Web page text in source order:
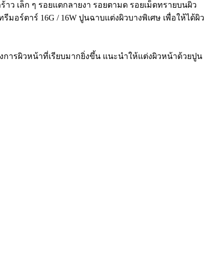
ว เล็ก ๆ รอยแตกลายงา รอยตามด รอยเม็ดทรายบนผิว
อร์ตาร์ 16G / 16W ปูนฉาบแต่งผิวบางพิเศษ เพื่อให้ได้ผิว
ารผิวหน้าที่เรียบมากยิ่งขึ้น แนะนำให้แต่งผิวหน้าด้วยปูน